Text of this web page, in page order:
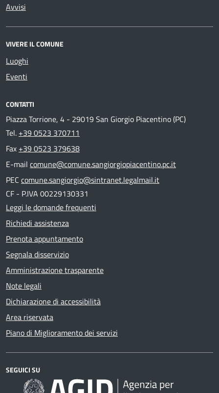
Avvisi
VIVERE IL COMUNE
Luoghi
Eventi
CONTATTI
Piazza Torrione, 4 - 29019 San Giorgio Piacentino (PC)
Tel. +39 0523 370711
Fax +39 0523 379638
E-mail comune@comune.sangiorgiopiacentino.pc.it
PEC comune.sangiorgio@sintranet.legalmail.it
CF - P.IVA 00229130331
Leggi le domande frequenti
Richiedi assistenza
Prenota appuntamento
Segnala disservizio
Amministrazione trasparente
Note legali
Dichiarazione di accessibilità
Area riservata
Piano di Miglioramento dei servizi
SEGUICI SU